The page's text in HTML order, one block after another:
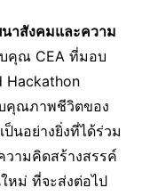
าสังคมและความ
คุณ CEA ที่มอบ
Hackathon
คุณภาพชีวิตของ
นอย่างยิ่งที่ได้ร่วม
ามคิดสร้างสรรค์
หม่ ที่จะส่งต่อไป